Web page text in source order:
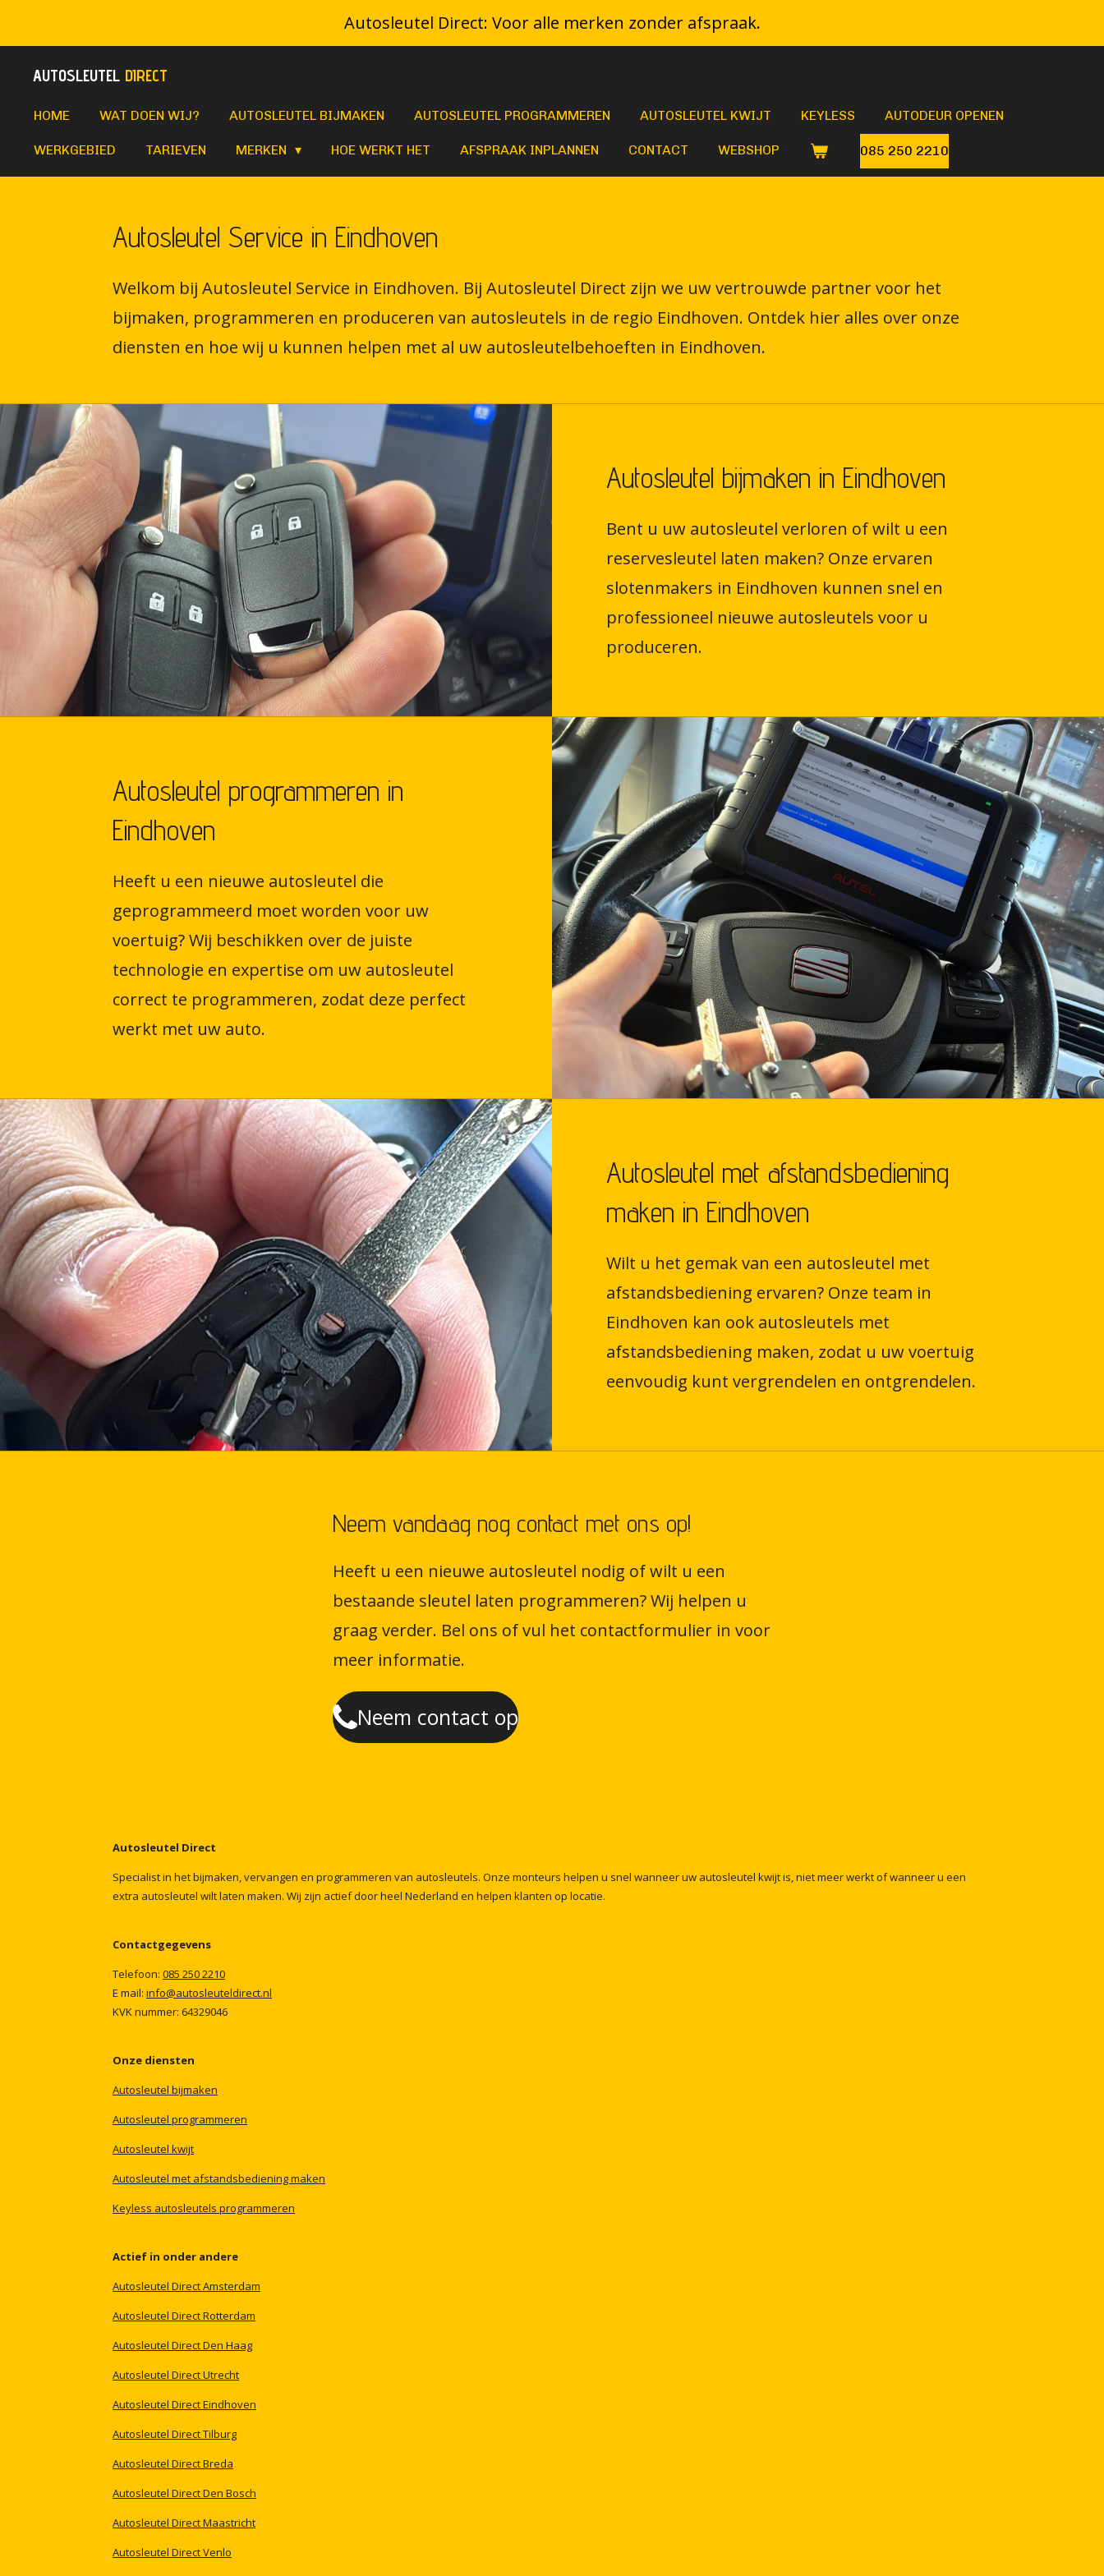
direct
naar
Autosleutel Direct: Voor alle merken zonder afspraak.
AUTOSLEUTEL DIRECT
HOME WAT DOEN WIJ? AUTOSLEUTEL BIJMAKEN AUTOSLEUTEL PROGRAMMEREN AUTOSLEUTEL KWIJT KEYLESS AUTODEUR OPENEN
WERKGEBIED TARIEVEN MERKEN HOE WERKT HET AFSPRAAK INPLANNEN CONTACT WEBSHOP 085 250 2210
Autosleutel Service in Eindhoven
Welkom bij Autosleutel Service in Eindhoven. Bij Autosleutel Direct zijn we uw vertrouwde partner voor het
bijmaken, programmeren en produceren van autosleutels in de regio Eindhoven. Ontdek hier alles over onze
diensten en hoe wij u kunnen helpen met al uw autosleutelbehoeften in Eindhoven.
Autosleutel bijmaken in Eindhoven
Bent u uw autosleutel verloren of wilt u een
reservesleutel laten maken? Onze ervaren
slotenmakers in Eindhoven kunnen snel en
professioneel nieuwe autosleutels voor u
produceren.
Autosleutel programmeren in
Eindhoven
Heeft u een nieuwe autosleutel die
geprogrammeerd moet worden voor uw
voertuig? Wij beschikken over de juiste
technologie en expertise om uw autosleutel
correct te programmeren, zodat deze perfect
werkt met uw auto.
Autosleutel met afstandsbediening
maken in Eindhoven
Wilt u het gemak van een autosleutel met
afstandsbediening ervaren? Onze team in
Eindhoven kan ook autosleutels met
afstandsbediening maken, zodat u uw voertuig
eenvoudig kunt vergrendelen en ontgrendelen.
Neem vandaag nog contact met ons op!
Heeft u een nieuwe autosleutel nodig of wilt u een
bestaande sleutel laten programmeren? Wij helpen u
graag verder. Bel ons of vul het contactformulier in voor
meer informatie.
Neem contact op
Autosleutel Direct
Specialistin hetbijmaken,vervangen en programmeren van autosleutels. Onze monteurs helpen u snel wanneeruw autosleutel kwijtis,nietmeerwerktofwanneeru een
extra autosleutel wiltlaten maken. Wij zijn actiefdoorheel Nederland en helpen klanten op locatie.
Contactgegevens
Telefoon: 085 2502210
E mail: info@autosleuteldirect.nl
KVKnummer: 64329046
Onze diensten
Autosleutel bijmaken
Autosleutel programmeren
Autosleutel kwijt
Autosleutel met afstandsbedieningmaken
Keyless autosleutels programmeren
Actief in onder andere
Autosleutel DirectAmsterdam
Autosleutel DirectRotterdam
Autosleutel DirectDen Haag
Autosleutel DirectUtrecht
Autosleutel DirectEindhoven
Autosleutel DirectTilburg
Autosleutel DirectBreda
Autosleutel DirectDen Bosch
Autosleutel DirectMaastricht
Autosleutel DirectVenlo